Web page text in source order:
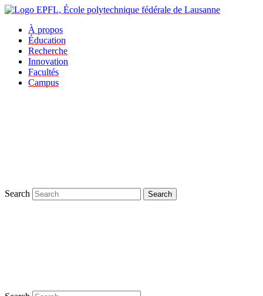
À propos
Éducation
Recherche
Innovation
Facultés
Campus
Search Search